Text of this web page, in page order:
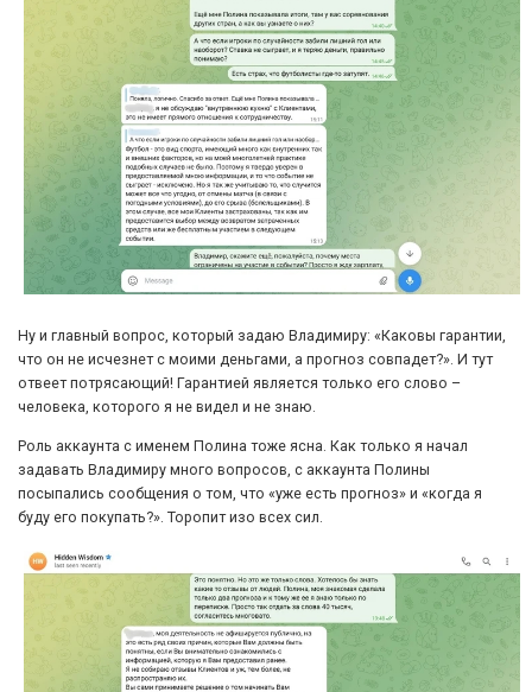
Ну и главный вопрос, который задаю Владимиру: «Каковы гарантии,
что он не исчезнет с моими деньгами, а прогноз совпадет?». И тут
отвеет потрясающий! Гарантией является только его слово –
человека, которого я не видел и не знаю.
Роль аккаунта с именем Полина тоже ясна. Как только я начал
задавать Владимиру много вопросов, с аккаунта Полины
посыпались сообщения о том, что «уже есть прогноз» и «когда я
буду его покупать?». Торопит изо всех сил.